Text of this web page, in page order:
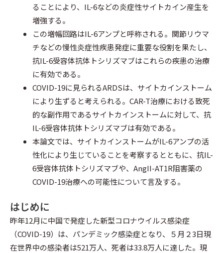
ることにより、IL-6などの炎症性サイトカイン産生を
増強する。
この増幅回路はIL-6アンプと呼称される。関節リウマ
チなどの慢性炎症性疾患発症に重要な役割を果たし、
抗IL-6受容体抗体トシリズマブはこれらの疾患の治療
に有効である。
COVID-19に見られるARDSは、サイトカインストーム
により生ずると考えられる。CAR-T治療における致死
的な副作用であるサイトカインストームに対して、抗
IL-6受容体抗体トシリズマブは有効である。
本論文では、サイトカインストームがIL-6アンプの活
性化により生じていることを考察するとともに、抗IL-
6受容体抗体トシリズマブや、AngII-AT1R阻害薬の
COVID-19治療への可能性について言及する。
はじめに
昨年12月に中国で発症した新型コロナウイルス感染症
（COVID-19）は、パンデミック感染症となり、５月２3日現
在世界中の感染者は521万人、死者は33.8万人に達した。現